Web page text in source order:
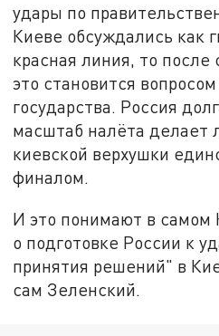
удары по
Киеве обсуждались как
красная линия, то
это становится
государства. Россия
масштаб налёта делает
киевской верхушки
финалом.
И это понимают в
о подготовке России к
принятия решений" в
сам Зеленский.